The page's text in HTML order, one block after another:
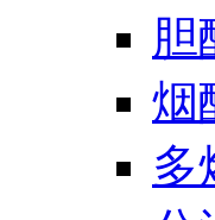
胆
烟
多